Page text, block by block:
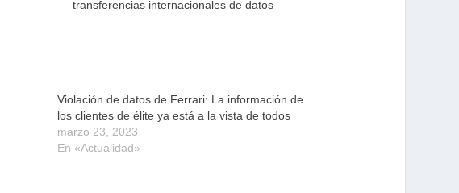
transferencias internacionales de datos
Violación de datos de Ferrari: La información de
los clientes de élite ya está a la vista de todos
marzo 23, 2023
En «Actualidad»